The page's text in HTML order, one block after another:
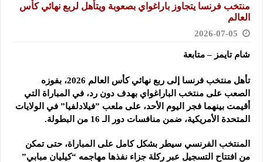
منتخب فرنسا يتجاوز باراغواي بصعوبة ويتأهل لربع نهائي كأس
العالم
2026-07-05
شام تايمز – متابعة
تأهل منتخب فرنسا إلى ربع نهائي كأس العالم 2026، بفوزه
الصعب على منتخب ‏الباراغواي بهدف دون رد، في المباراة التي
أقيمت بينهما فجر اليوم الأحد، على ملعب ‌‏”فيلادلفيا” في الولايات
المتحدة الأمريكية، ضمن منافسات دور الـ 16 من البطولة.‏
المنتخب الفرنسي سيطر بشكل كامل على المباراة، حتى تمكن
من افتتاح التسجيل عبر ‏ركلة جزاء نفذها مهاجمه “كيليان مبابي”